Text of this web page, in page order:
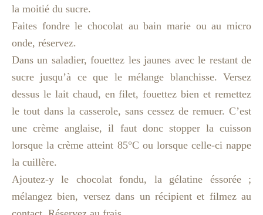
la moitié du sucre.
Faites fondre le chocolat au bain marie ou au micro
onde, réservez.
Dans un saladier, fouettez les jaunes avec le restant de
sucre jusqu’à ce que le mélange blanchisse. Versez
dessus le lait chaud, en filet, fouettez bien et remettez
le tout dans la casserole, sans cessez de remuer. C’est
une crème anglaise, il faut donc stopper la cuisson
lorsque la crème atteint 85°C ou lorsque celle-ci nappe
la cuillère.
Ajoutez-y le chocolat fondu, la gélatine éssorée ;
mélangez bien, versez dans un récipient et filmez au